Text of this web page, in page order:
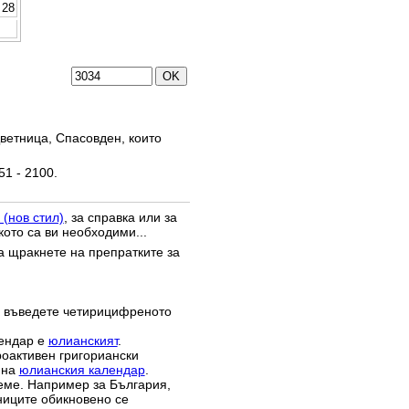
28
Спасовден, които
- 2100.
(нов стил), за справка или за
са ви необходими...
щракнете на препратките за
въведете четирицифреното
е юлианският.
григориански
юлианския календар.
Например за България,
обикновено се